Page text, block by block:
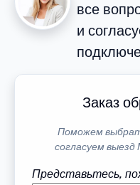
все
и
Заказ
Поможем
согласуем
Представьтесь,